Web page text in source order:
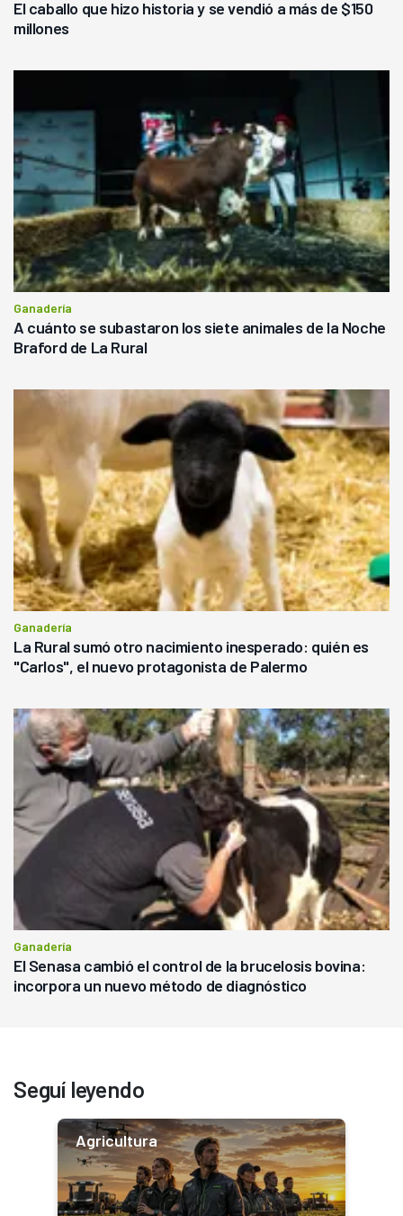
El caballo que hizo historia y se vendió a más de $150
millones
Ganadería
A cuánto se subastaron los siete animales de la Noche
Braford de La Rural
Ganadería
La Rural sumó otro nacimiento inesperado: quién es
"Carlos", el nuevo protagonista de Palermo
Ganadería
El Senasa cambió el control de la brucelosis bovina:
incorpora un nuevo método de diagnóstico
Seguí leyendo
Agricultura